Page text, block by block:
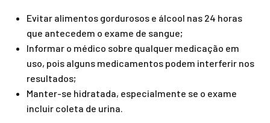
Evitar alimentos gordurosos e álcool nas 24 horas
que antecedem o exame de sangue;
Informar o médico sobre qualquer medicação em
uso, pois alguns medicamentos podem interferir nos
resultados;
Manter-se hidratada, especialmente se o exame
incluir coleta de urina.